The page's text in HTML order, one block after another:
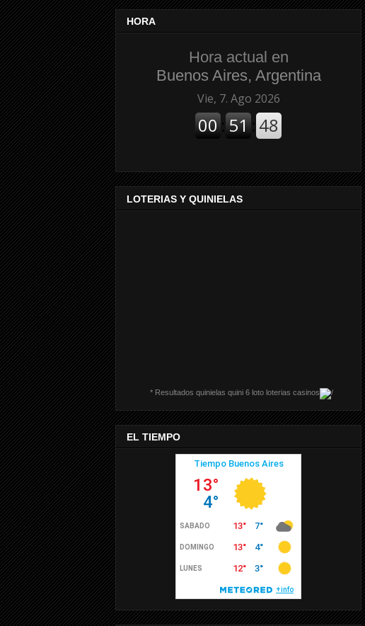
HORA
Hora actual en
Buenos Aires, Argentina
LOTERIAS Y QUINIELAS
* Resultados quinielas quini 6 loto loterias casinos
EL TIEMPO